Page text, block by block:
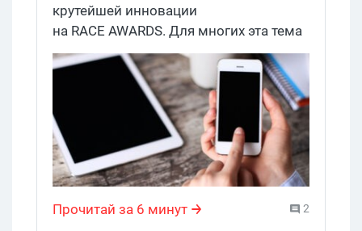
крутейшей инновации
на RACE AWARDS. Для многих эта тема
до сих пор мутная, но на западе ее
успешно раскручивают уже несколько
лет, ибо мобайл + PPCall = любовь да
все дела. У нас тоже скоро намечается
неделя партнерского позвонилова, ну
а пока, чтобы вы не скучали, приводим
вам классический кейс от Рассела де
демонстрирует, что ждет новичков в
Прочитай за 6 минут 2